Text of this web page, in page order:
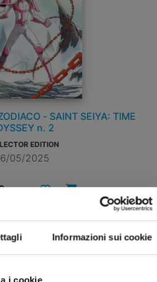
Informazioni sui cookie
- SAINT SEIYA: TIME
n. 2
EDITION
05/2025